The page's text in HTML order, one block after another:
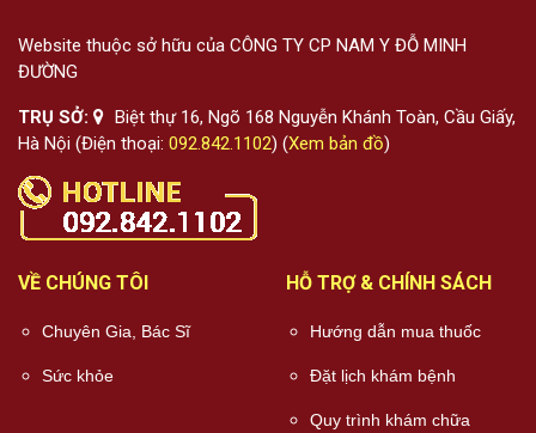
Website thuộc sở hữu của CÔNG TY CP NAM Y ĐỖ MINH
ĐƯỜNG
TRỤ SỞ:
Biệt thự 16, Ngõ 168 Nguyễn Khánh Toàn, Cầu Giấy,
Hà Nội (Điện thoại: 092.842.1102) (Xem bản đồ)
VỀ CHÚNG TÔI
Chuyên Gia, Bác Sĩ
Sức khỏe
HỖ TRỢ & CHÍNH SÁCH
Hướng dẫn mua thuốc
Đặt lịch khám bệnh
Quy trình khám chữa